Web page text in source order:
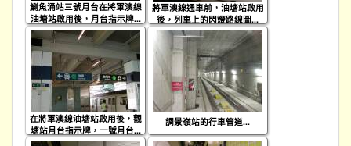
鰂魚涌站三號月台在將軍澳線
油塘站啟用後，月台指示牌...
將軍澳線通車前，油塘站啟用
後，列車上的閃燈路線圖...
在將軍澳線油塘站啟用後，觀
塘站月台指示牌，一號月台...
調景嶺站的行車管道...